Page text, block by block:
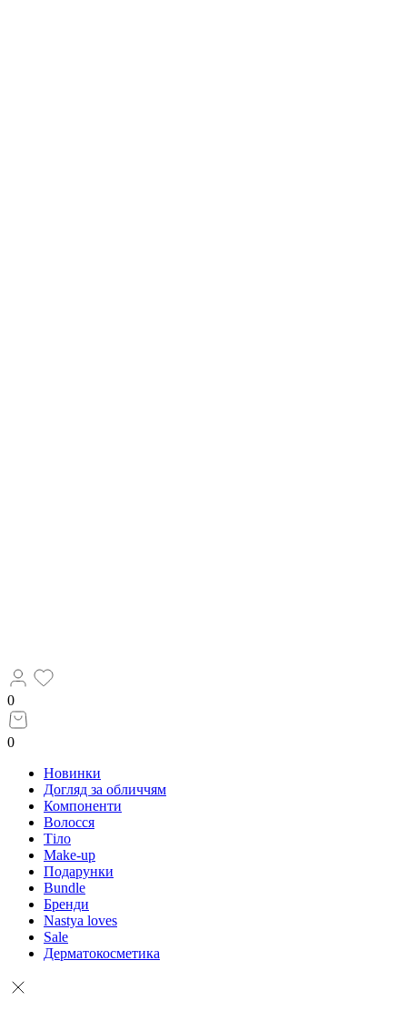
0
0
Новинки
Догляд за обличчям
Компоненти
Волосся
Тіло
Make-up
Подарунки
Bundle
Бренди
Nastya loves
Sale
Дерматокосметика